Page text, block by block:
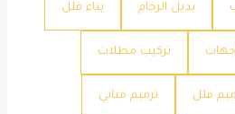
بديل الرخام بناء فلل
تركيب مظلات
فلل ترميم مباني